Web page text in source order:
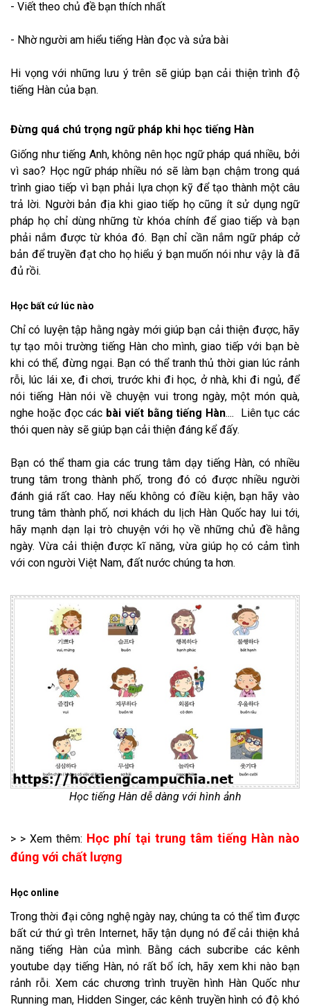
- Viết theo chủ đề bạn thích nhất
- Nhờ người am hiểu tiếng Hàn đọc và sửa bài
Hi vọng với những lưu ý trên sẽ giúp bạn cải thiện trình độ
tiếng Hàn của bạn.
Đừng quá chú trọng ngữ pháp khi học tiếng Hàn
Giống như tiếng Anh, không nên học ngữ pháp quá nhiều, bởi
vì sao? Học ngữ pháp nhiều nó sẽ làm bạn chậm trong quá
trình giao tiếp vì bạn phải lựa chọn kỹ để tạo thành một câu
trả lời. Người bản địa khi giao tiếp họ cũng ít sử dụng ngữ
pháp họ chỉ dùng những từ khóa chính để giao tiếp và bạn
phải nắm được từ khóa đó. Bạn chỉ cần nắm ngữ pháp cở
bản để truyền đạt cho họ hiểu ý bạn muốn nói như vậy là đã
đủ rồi.
Học bất cứ lúc nào
Chỉ có luyện tập hằng ngày mới giúp bạn cải thiện được, hãy
tự tạo môi trường tiếng Hàn cho mình, giao tiếp với bạn bè
khi có thể, đừng ngại. Bạn có thể tranh thủ thời gian lúc rảnh
rỗi, lúc lái xe, đi chơi, trước khi đi học, ở nhà, khi đi ngủ, để
nói tiếng Hàn nói về chuyện vui trong ngày, một món quà,
nghe hoặc đọc các bài viết bằng tiếng Hàn.... Liên tục các
thói quen này sẽ giúp bạn cải thiện đáng kể đấy.
Bạn có thể tham gia các trung tâm dạy tiếng Hàn, có nhiều
trung tâm trong thành phố, trong đó có được nhiều người
đánh giá rất cao. Hay nếu không có điều kiện, bạn hãy vào
trung tâm thành phố, nơi khách du lịch Hàn Quốc hay lui tới,
hãy mạnh dạn lại trò chuyện với họ về những chủ đề hằng
ngày. Vừa cải thiện được kĩ năng, vừa giúp họ có cảm tình
với con người Việt Nam, đất nước chúng ta hơn.
Học tiếng Hàn dễ dàng với hình ảnh
> > Xem thêm: Học phí tại trung tâm tiếng Hàn nào
đúng với chất lượng
Học online
Trong thời đại công nghệ ngày nay, chúng ta có thể tìm được
bất cứ thứ gì trên Internet, hãy tận dụng nó để cải thiện khả
năng tiếng Hàn của mình. Bằng cách subcribe các kênh
youtube dạy tiếng Hàn, nó rất bổ ích, hãy xem khi nào bạn
rảnh rỗi. Xem các chương trình truyền hình Hàn Quốc như
Running man, Hidden Singer, các kênh truyền hình có độ khó